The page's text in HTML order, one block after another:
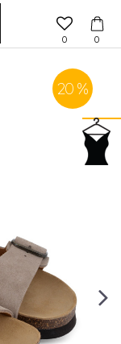
0
0
20 %